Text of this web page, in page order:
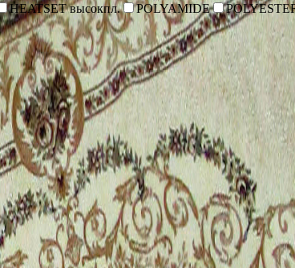
HEATSET высокпл. POLYAMIDE